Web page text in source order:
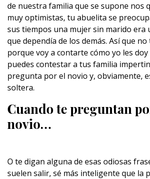
de nuestra familia que se supone nos
muy optimistas, tu abuelita se
sus tiempos una mujer sin marido era
que dependía de los demás. Así que
porque voy a contarte cómo yo les doy
puedes contestar a tus familia
pregunta por el novio y, obviamente,
soltera.
Cuando te preguntan
novio…
O te digan alguna de esas odiosas
suelen salir, sé más inteligente que la